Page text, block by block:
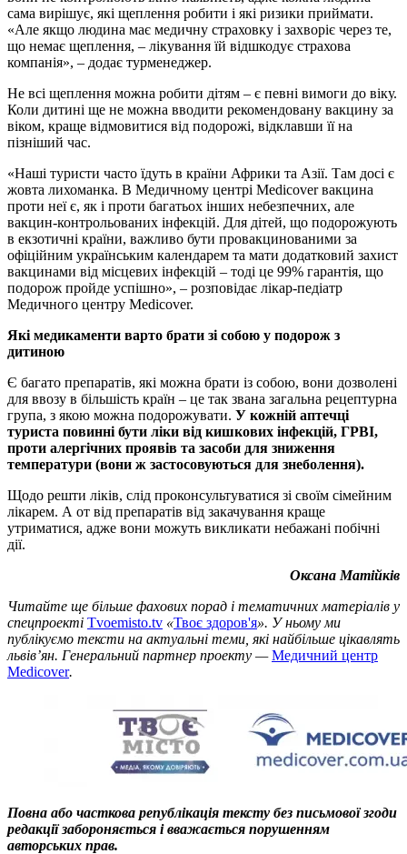
сама вирішує, які щеплення робити і які ризики приймати.
«Але якщо людина має медичну страховку і захворіє через те,
що немає щеплення, – лікування їй відшкодує страхова
компанія», – додає турменеджер.
Не всі щеплення можна робити дітям – є певні вимоги до віку.
Коли дитині ще не можна вводити рекомендовану вакцину за
віком, краще відмовитися від подорожі, відклавши її на
пізніший час.
«Наші туристи часто їдуть в країни Африки та Азії. Там досі є
жовта лихоманка. В Медичному центрі Medicover вакцина
проти неї є, як і проти багатьох інших небезпечних, але
вакцин-контрольованих інфекцій. Для дітей, що подорожують
в екзотичні країни, важливо бути провакцинованими за
офіційним українським календарем та мати додатковий захист
вакцинами від місцевих інфекцій – тоді це 99% гарантія, що
подорож пройде успішно», – розповідає лікар-педіатр
Медичного центру Medicover.
Які медикаменти варто брати зі собою у подорож з
дитиною
Є багато препаратів, які можна брати із собою, вони дозволені
для ввозу в більшість країн – це так звана загальна рецептурна
група, з якою можна подорожувати. У кожній аптечці
туриста повинні бути ліки від кишкових інфекцій, ГРВІ,
проти алергічних проявів та засоби для зниження
температури (вони ж застосовуються для знеболення).
Щодо решти ліків, слід проконсультуватися зі своїм сімейним
лікарем. А от від препаратів від закачування краще
утриматися, адже вони можуть викликати небажані побічні
дії.
Оксана Матійків
Читайте ще більше фахових порад і тематичних матеріалів у
спецпроекті Tvoemisto.tv «Твоє здоров'я». У ньому ми
публікуємо тексти на актуальні теми, які найбільше цікавлять
львів’ян. Генеральний партнер проекту —Медичний центр
Medicover.
Повна або часткова републікація тексту без письмової згоди
редакції забороняється і вважається порушенням
авторських прав.